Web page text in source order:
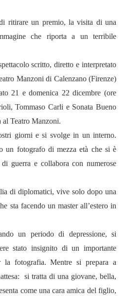
ritirare un premio, la visita di una
che riporta a un terribile
scritto, diretto e interpretato
Manzoni di Calenzano (Firenze)
21 e domenica 22 dicembre (ore
Tommaso Carli e Sonata Bueno
al Teatro Manzoni.
giorni e si svolge in un interno.
un fotografo di mezza età che si è
guerra e collabora con numerose
di diplomatici, vive solo dopo una
sta facendo un master all’estero in
un periodo di depressione, si
stato insignito di un importante
la fotografia. Mentre si prepara a
si tratta di una giovane, bella,
come una cara amica del figlio,